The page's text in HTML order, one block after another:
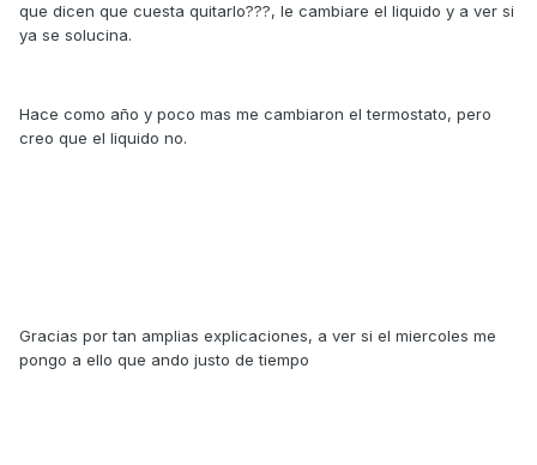
que dicen que cuesta quitarlo???, le cambiare el liquido y a ver si
ya se solucina.
Hace como año y poco mas me cambiaron el termostato, pero
creo que el liquido no.
Gracias por tan amplias explicaciones, a ver si el miercoles me
pongo a ello que ando justo de tiempo